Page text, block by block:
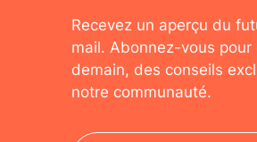
Recevez un aperçu du
mail. Abonnez-vous
demain, des conseils
notre communauté.